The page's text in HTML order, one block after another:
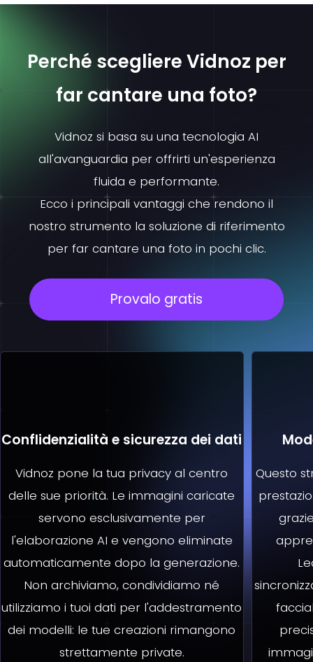
Perché scegliere Vidnoz per
far cantare una foto?
Vidnoz si basa su una tecnologia AI
all'avanguardia per offrirti un'esperienza
fluida e performante.
Ecco i principali vantaggi che rendono il
nostro strumento la soluzione di riferimento
per far cantare una foto in pochi clic.
Provalo gratis
Conflidenzialità e sicurezza dei dati
Vidnoz pone la tua privacy al centro
delle sue priorità. Le immagini caricate
servono esclusivamente per
l'elaborazione AI e vengono eliminate
automaticamente dopo la generazione.
Non archiviamo, condividiamo né
utilizziamo i tuoi dati per l'addestramento
dei modelli: le tue creazioni rimangono
strettamente private.
Questo